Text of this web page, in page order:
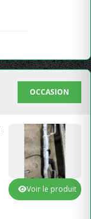
OCCASION
Voir le produit